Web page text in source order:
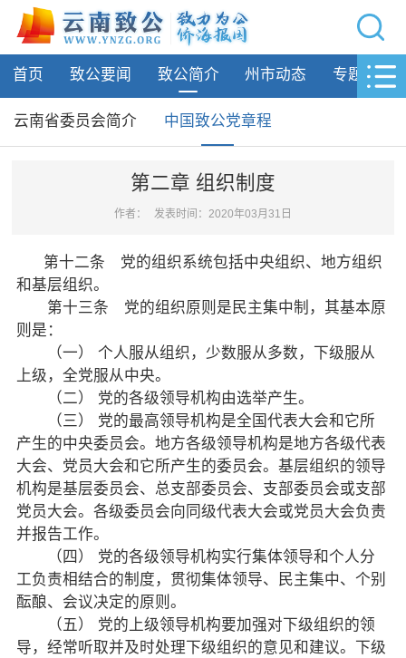
网站导航
首页
致公要闻
中国致公党章程
州市动态
专题活动
履行职责
自身建设
致公风采
专委会
电子杂志
图片欣赏
首页 致公要闻 致公简介 州市动态 专题活动
云南省委员会简介 中国致公党章程
第二章 组织制度
作者： 发表时间：2020年03月31日
第十二条 党的组织系统包括中央组织、地方组织
和基层组织。
第十三条 党的组织原则是民主集中制，其基本原
则是：
（一） 个人服从组织，少数服从多数，下级服从
上级，全党服从中央。
（二） 党的各级领导机构由选举产生。
（三） 党的最高领导机构是全国代表大会和它所
产生的中央委员会。地方各级领导机构是地方各级代表
大会、党员大会和它所产生的委员会。基层组织的领导
机构是基层委员会、总支部委员会、支部委员会或支部
党员大会。各级委员会向同级代表大会或党员大会负责
并报告工作。
（四） 党的各级领导机构实行集体领导和个人分
工负责相结合的制度，贯彻集体领导、民主集中、个别
酝酿、会议决定的原则。
（五） 党的上级领导机构要加强对下级组织的领
导，经常听取并及时处理下级组织的意见和建议。下级